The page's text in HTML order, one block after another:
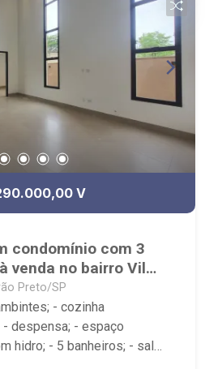
Concept, colégio
da Gula, drogaria Raia
V
condomínio com 3
venda no bairro Vila
Preto/SP
- cozinha
- despensa; - espaço
hidro; - 5 banheiros; - sala